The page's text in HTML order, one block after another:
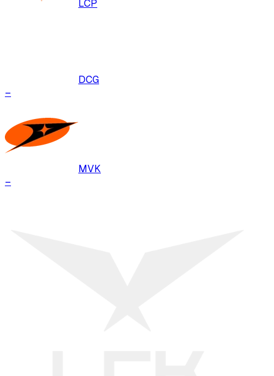
LCP
DCG
–
MVK
–